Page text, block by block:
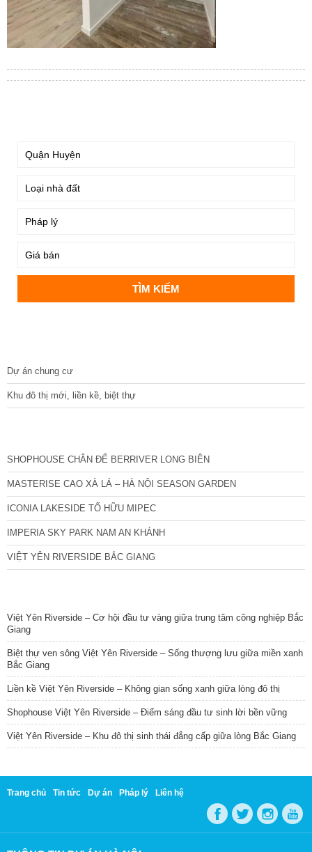
Dự án chung cư
Khu đô thị mới, liền kề, biệt thự
SHOPHOUSE CHÂN ĐẾ BERRIVER LONG BIÊN
MASTERISE CAO XÀ LÁ – HÀ NỘI SEASON GARDEN
ICONIA LAKESIDE TỐ HỮU MIPEC
IMPERIA SKY PARK NAM AN KHÁNH
VIỆT YÊN RIVERSIDE BẮC GIANG
Việt Yên Riverside – Cơ hội đầu tư vàng giữa trung tâm công nghiệp Bắc
Giang
Biệt thự ven sông Việt Yên Riverside – Sống thượng lưu giữa miền xanh
Bắc Giang
Liền kề Việt Yên Riverside – Không gian sống xanh giữa lòng đô thị
Shophouse Việt Yên Riverside – Điểm sáng đầu tư sinh lời bền vững
Việt Yên Riverside – Khu đô thị sinh thái đẳng cấp giữa lòng Bắc Giang
Trang chủ Tin tức Dự án Pháp lý Liên hệ